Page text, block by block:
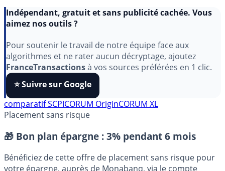
aimez nos outils ?
Pour soutenir le travail de notre équipe face aux
algorithmes et ne rater aucun décryptage, ajoutez
FranceTransactionsà vos sources préférées en 1 clic.
⭐️ Suivre sur Google
Placement sans risque
🎁 Bon plan épargne : 3% pendant 6 mois